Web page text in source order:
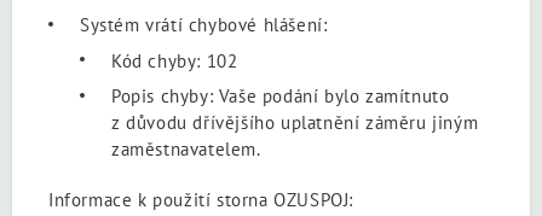
Systém vrátí chybové hlášení:
Kód chyby: 102
Popis chyby: Vaše podání bylo zamítnuto
z důvodu dřívějšího uplatnění záměru jiným
zaměstnavatelem.
Informace k použití storna OZUSPOJ: